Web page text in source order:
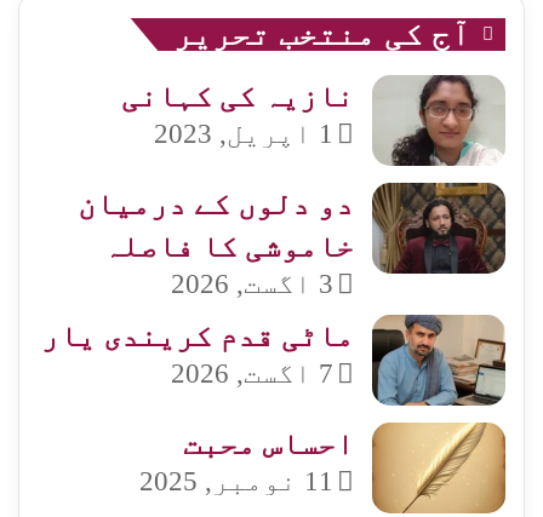
آج کی منتخب تحریر
نازیہ کی کہانی
1 اپریل, 2023
دو دلوں کے درمیان
خاموشی کا فاصلہ
3 اگست, 2026
ماٹی قدم کریندی یار
7 اگست, 2026
احساس محبت
11 نومبر, 2025